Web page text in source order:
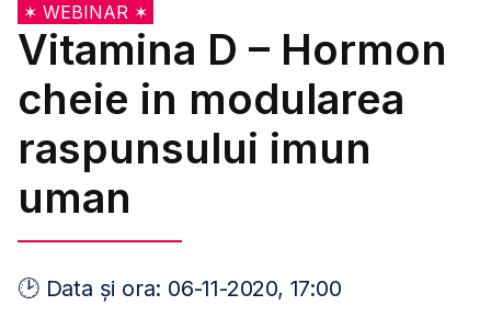
✶ WEBINAR ✶
Vitamina D – Hormon
cheie in modularea
raspunsului imun
uman
🕑 Data și ora: 06-11-2020, 17:00